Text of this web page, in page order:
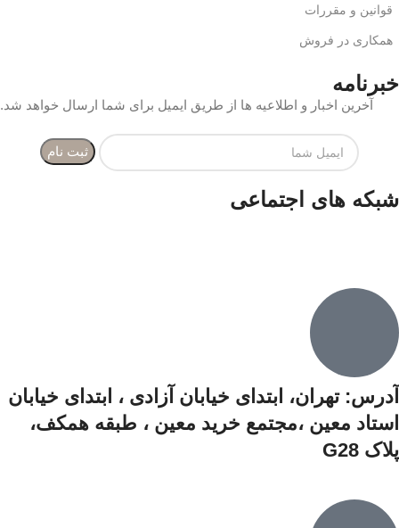
قوانین و مقررات
همکاری در فروش
خبرنامه
آخرین اخبار و اطلاعیه ها از طریق ایمیل برای شما ارسال خواهد شد.
شبکه های اجتماعی
آدرس: تهران، ابتدای خیابان آزادی ،‌ ابتدای خیابان
استاد معین ،مجتمع خرید معین ،‌ طبقه همکف،‌
پلاک G28